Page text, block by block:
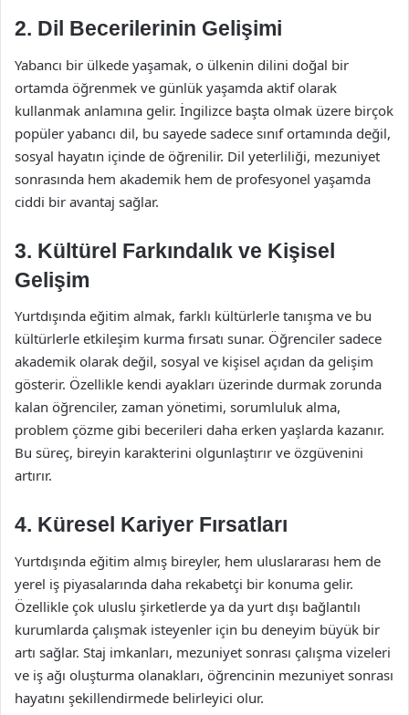
2. Dil Becerilerinin Gelişimi
Yabancı bir ülkede yaşamak, o ülkenin dilini doğal bir
ortamda öğrenmek ve günlük yaşamda aktif olarak
kullanmak anlamına gelir. İngilizce başta olmak üzere birçok
popüler yabancı dil, bu sayede sadece sınıf ortamında değil,
sosyal hayatın içinde de öğrenilir. Dil yeterliliği, mezuniyet
sonrasında hem akademik hem de profesyonel yaşamda
ciddi bir avantaj sağlar.
3. Kültürel Farkındalık ve Kişisel
Gelişim
Yurtdışında eğitim almak, farklı kültürlerle tanışma ve bu
kültürlerle etkileşim kurma fırsatı sunar. Öğrenciler sadece
akademik olarak değil, sosyal ve kişisel açıdan da gelişim
gösterir. Özellikle kendi ayakları üzerinde durmak zorunda
kalan öğrenciler, zaman yönetimi, sorumluluk alma,
problem çözme gibi becerileri daha erken yaşlarda kazanır.
Bu süreç, bireyin karakterini olgunlaştırır ve özgüvenini
artırır.
4. Küresel Kariyer Fırsatları
Yurtdışında eğitim almış bireyler, hem uluslararası hem de
yerel iş piyasalarında daha rekabetçi bir konuma gelir.
Özellikle çok uluslu şirketlerde ya da yurt dışı bağlantılı
kurumlarda çalışmak isteyenler için bu deneyim büyük bir
artı sağlar. Staj imkanları, mezuniyet sonrası çalışma vizeleri
ve iş ağı oluşturma olanakları, öğrencinin mezuniyet sonrası
hayatını şekillendirmede belirleyici olur.